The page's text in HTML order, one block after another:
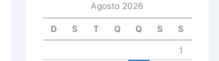
Agosto 2026
D S T Q Q S S
1